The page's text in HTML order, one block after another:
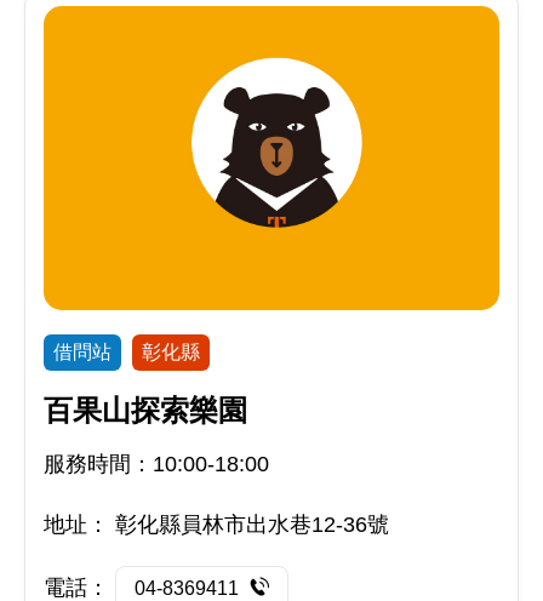
借問站 彰化縣
百果山探索樂園
服務時間：10:00-18:00
地址： 彰化縣員林市出水巷12-36號
電話： 04-8369411